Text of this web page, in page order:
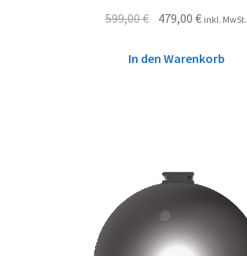
599,00€ 479,00€ inkl. MwSt.
In den Warenkorb